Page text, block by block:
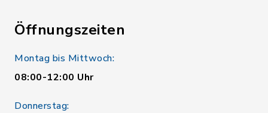
Öffnungszeiten
Montag bis Mittwoch:
08:00-12:00 Uhr
Donnerstag: